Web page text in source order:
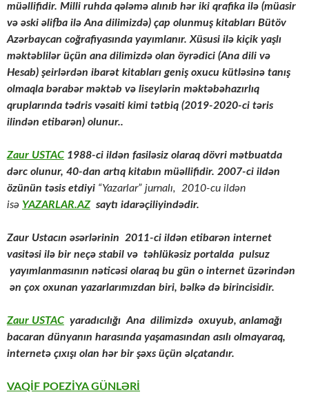
müəllifidir. Milli ruhda qələmə alınıb hər iki qrafika ilə (müasir
və əski əlifba ilə Ana dilimizdə) çap olunmuş kitabları Bütöv
Azərbaycan coğrafiyasında yayımlanır. Xüsusi ilə kiçik yaşlı
məktəblilər üçün ana dilimizdə olan öyrədici (Ana dili və
Hesab) şeirlərdən ibarət kitabları geniş oxucu kütləsinə tanış
olmaqla bərabər məktəb və liseylərin məktəbəhazırlıq
qruplarında tədris vəsaiti kimi tətbiq (2019-2020-ci təris
ilindən etibarən) olunur..
Zaur USTAC 1988-ci ildən fasiləsiz olaraq dövri mətbuatda
dərc olunur, 40-dan artıq kitabın müəllifidir. 2007-ci ildən
özünün təsis etdiyi “Yazarlar” jurnalı, 2010-cu ildən
isə YAZARLAR.AZsaytı idarəçiliyindədir.
Zaur Ustacın əsərlərinin 2011-ci ildən etibarən internet
vasitəsi ilə bir neçə stabil və təhlükəsiz portalda pulsuz
yayımlanmasının nəticəsi olaraq bu gün o internet üzərindən
ən çox oxunan yazarlarımızdan biri, bəlkə də birincisidir.
Zaur USTAC yaradıcılığı Ana dilimizdə oxuyub, anlamağı
bacaran dünyanın harasında yaşamasından asılı olmayaraq,
internetə çıxışı olan hər bir şəxs üçün əlçatandır.
VAQİF POEZİYA GÜNLƏRİ